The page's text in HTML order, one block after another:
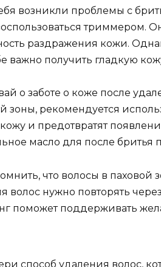
возникли проблемы с
триммером.
раздражения кожи.
важно получить гладкую
о заботе о коже после
зоны, рекомендуется
кожу и предотвратят
масло для после бритья
что волосы в паховой
волос нужно повторять
поможет поддерживать
способ удаления волос,